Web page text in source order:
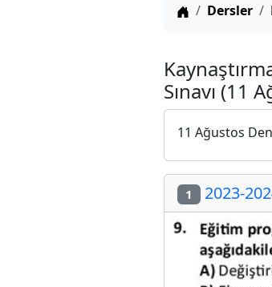
Anasayfa
Dersler
Sınavı (11
11 Ağustos
1 2023-